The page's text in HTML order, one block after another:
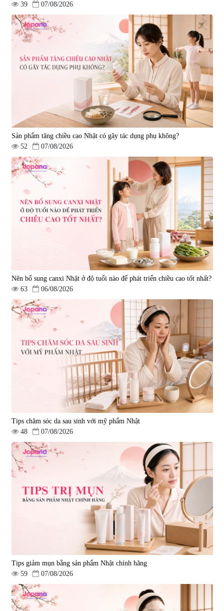
39 07/08/2026
Sản phẩm tăng chiều cao Nhật có gây tác dụng phụ không?
52
07/08/2026
Nên bổ sung canxi Nhật ở độ tuổi nào để phát triển chiều cao tốt nhất?
63
06/08/2026
Tips chăm sóc da sau sinh với mỹ phẩm Nhật
48
07/08/2026
Tips giảm mụn bằng sản phẩm Nhật chính hãng
59
07/08/2026